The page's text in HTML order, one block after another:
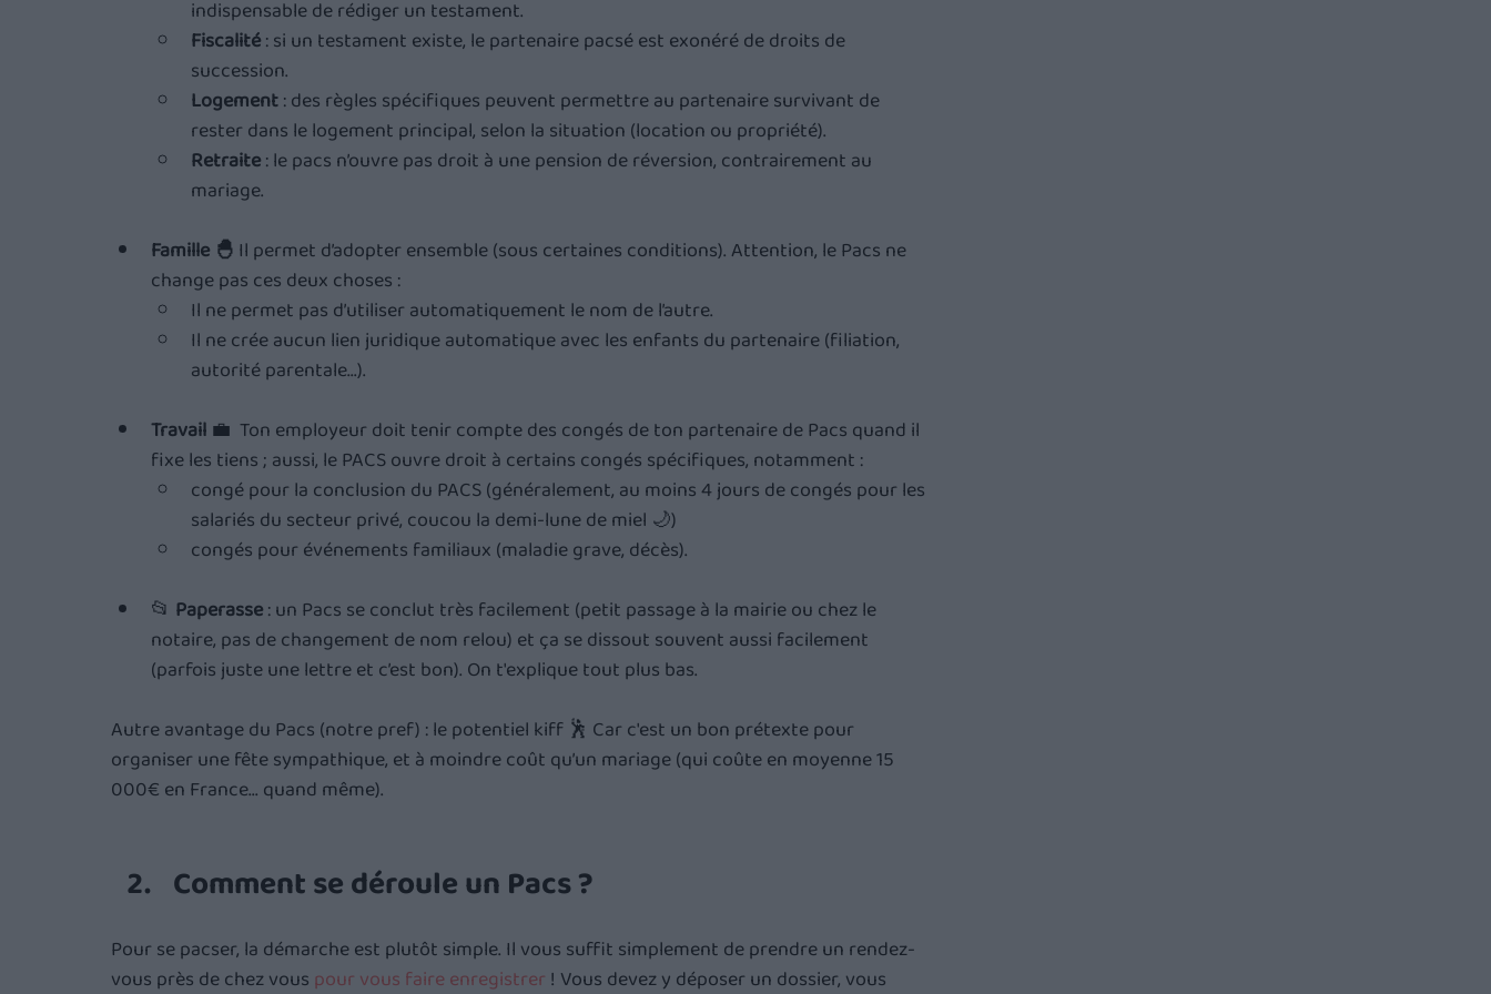
indispensable de rédiger un testament.
Fiscalité : si un testament existe, le partenaire pacsé est exonéré de droits de
succession.
Logement : des règles spécifiques peuvent permettre au partenaire survivant de
rester dans le logement principal, selon la situation (location ou propriété).
Retraite : le pacs n’ouvre pas droit à une pension de réversion, contrairement au
mariage.
Famille 🐣 Il permet d’adopter ensemble (sous certaines conditions). Attention, le Pacs ne
change pas ces deux choses :
Il ne permet pas d’utiliser automatiquement le nom de l’autre.
Il ne crée aucun lien juridique automatique avec les enfants du partenaire (filiation,
autorité parentale...).
Travail 💼  Ton employeur doit tenir compte des congés de ton partenaire de Pacs quand il
fixe les tiens ; aussi, le PACS ouvre droit à certains congés spécifiques, notamment :
congé pour la conclusion du PACS (généralement, au moins 4 jours de congés pour les
salariés du secteur privé, coucou la demi-lune de miel 🌙)
congés pour événements familiaux (maladie grave, décès).
📂 Paperasse : un Pacs se conclut très facilement (petit passage à la mairie ou chez le
notaire, pas de changement de nom relou) et ça se dissout souvent aussi facilement
(parfois juste une lettre et c’est bon). On t'explique tout plus bas.
Autre avantage du Pacs (notre pref) : le potentiel kiff 🕺 Car c'est un bon prétexte pour
organiser une fête sympathique, et à moindre coût qu’un mariage (qui coûte en moyenne 15
000€ en France... quand même).
Comment se déroule un Pacs ?
Pour se pacser, la démarche est plutôt simple. Il vous suffit simplement de prendre un rendez-
vous près de chez vous pour vous faire enregistrer ! Vous devez y déposer un dossier, vous